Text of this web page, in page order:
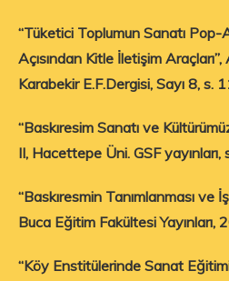
“Tüketici Toplumun Sanatı Pop-
Açısından Kitle İletişim
Karabekir E.F.Dergisi, Sayı 8,
“Baskıresim Sanatı ve
II, Hacettepe Üni. GSF
“Baskıresmin Tanımlanması ve
Buca Eğitim Fakültesi Yayınları,
“Köy Enstitülerinde Sanat